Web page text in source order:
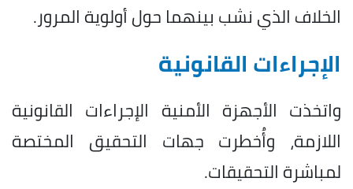
الخلاف الذي نشب بينهما حول أولوية المرور.
الإجراءات القانونية
واتخذت الأجهزة الأمنية الإجراءات القانونية
اللازمة، وأُخطرت جهات التحقيق المختصة
لمباشرة التحقيقات.